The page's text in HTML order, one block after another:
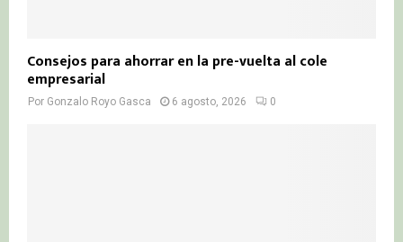
Consejos para ahorrar en la pre-vuelta al cole
empresarial
Por Gonzalo Royo Gasca 6 agosto, 2026 0